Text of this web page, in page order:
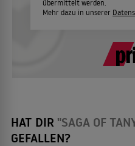
Das Königreich Ildao
05 Episode 5
übermittelt werden.
Mehr dazu in unserer
HAT DIR "SAGA OF
GEFALLEN?